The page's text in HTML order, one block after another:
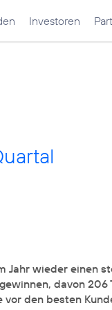
Investoren
Jahr wieder einen
davon 206
den besten